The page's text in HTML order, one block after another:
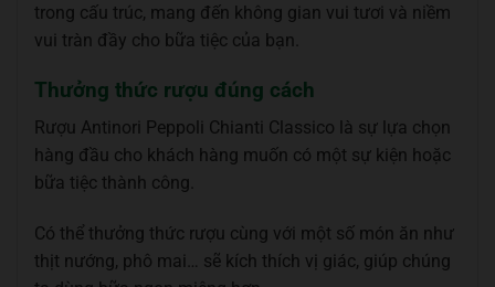
trong cấu trúc, mang đến không gian vui tươi và niềm
vui tràn đầy cho bữa tiệc của bạn.
Thưởng thức rượu đúng cách
Rượu Antinori Peppoli Chianti Classico là sự lựa chọn
hàng đầu cho khách hàng muốn có một sự kiện hoặc
bữa tiệc thành công.
Có thể thưởng thức rượu cùng với một số món ăn như
thịt nướng, phô mai… sẽ kích thích vị giác, giúp chúng